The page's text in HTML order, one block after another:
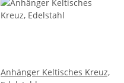
Anhänger Keltisches Kreuz,